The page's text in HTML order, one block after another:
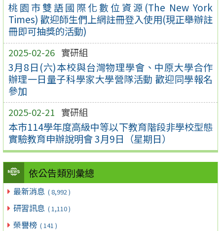
桃園市雙語國際化數位資源(The New York
Times) 歡迎師生們上網註冊登入使用(現正舉辦註
冊即可抽獎的活動)
2025-02-26 實研組
3月8日(六)本校與台灣物理學會、中原大學合作
辦理一日量子科學家大學營隊活動 歡迎同學報名
參加
2025-02-21 實研組
本市114學年度高級中等以下教育階段非學校型態
實驗教育申辦說明會 3月9日（星期日）
依公告類別彙總
最新消息 ( 8,992 )
研習訊息 ( 1,110 )
榮譽榜 ( 141 )